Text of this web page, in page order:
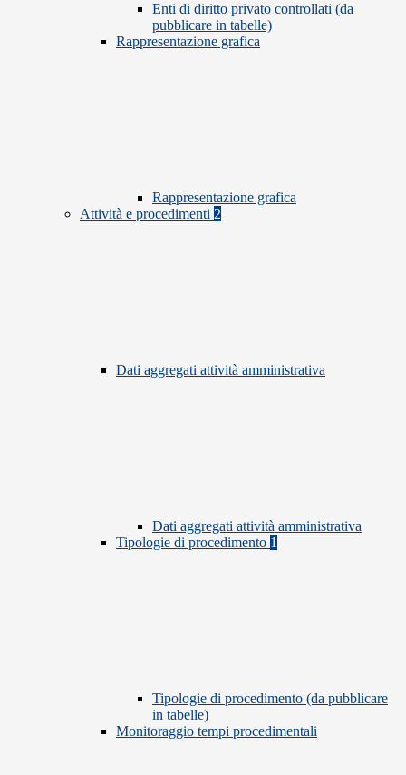
Enti di diritto privato controllati (da
pubblicare in tabelle)
Rappresentazione grafica
Rappresentazione grafica
Attività e procedimenti 2
Dati aggregati attività amministrativa
Dati aggregati attività amministrativa
Tipologie di procedimento 1
Tipologie di procedimento (da pubblicare
in tabelle)
Monitoraggio tempi procedimentali